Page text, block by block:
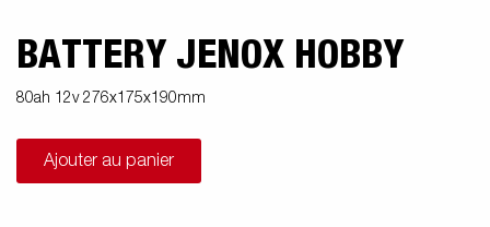
Polyvalent
Bateau
L'école de conduite
Pièces de rechange
1205 Limited Edition
BATTERY JENOX HOBBY
80ah 12v 276x175x190mm
Ajouter au panier